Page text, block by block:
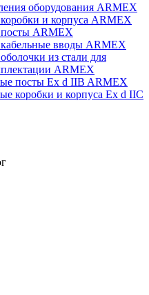
оборудования ARMEX
и корпуса ARMEX
ARMEX
вводы ARMEX
из стали для
ARMEX
посты Ex d IIB ARMEX
коробки и корпуса Ex d IIС